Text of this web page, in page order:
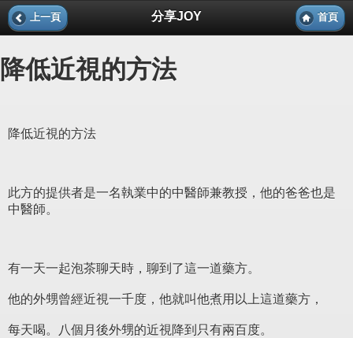
上一頁 分享JOY 首頁
降低近視的方法
降低近視的方法
此方的提供者是一名執業中的中醫師兼教授，他的爸爸也是
中醫師。
有一天一起泡茶聊天時，聊到了這一道藥方。
他的外甥曾經近視一千度，他就叫他煮用以上這道藥方，
每天喝。八個月後外甥的近視降到只有兩百度。